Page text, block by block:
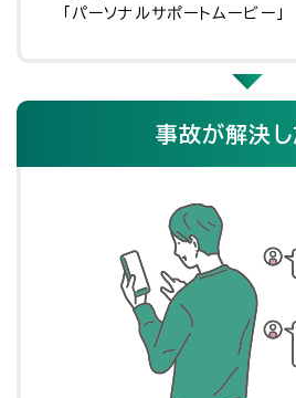
「パーソナルサポートムービー」
事故が解決